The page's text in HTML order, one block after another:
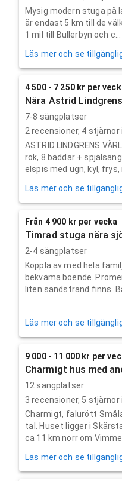
Mysig modern stuga på
är endast 5 km till de
1 mil till Bullerbyn och c...
Läs mer och se
4 500 - 7 250 kr per
Nära Astrid
7-8 sängplatser
2 recensioner, 4 stjärnor
ASTRID LINDGRENS
rok, 8 bäddar +
elspis med ugn, kyl, frys,
Läs mer och se
Från 4 900 kr per vecka
Timrad stuga nära
2-4 sängplatser
Koppla av med hela
bekväma boende.
liten sandstrand finns.
Läs mer och se
9 000 - 11 000 kr per
Charmigt hus med
12 sängplatser
3 recensioner, 5 stjärnor
Charmigt, falurött
tal. Huset ligger i
ca 11 km norr om
Läs mer och se